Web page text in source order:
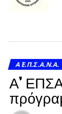
Α΄ Ε.Π.Σ.Α.Ν.Α.
Α’